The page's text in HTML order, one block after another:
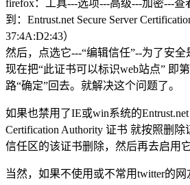
firefox：工具---选项---高级---加密---
到：Entrust.net Secure Server
37:4A:D2:43）
然后，点选它---“编辑信任”--为了安全
现在把“此证书可以标识web站点” 即
路“确定”回去。就解决这个问题了。
如果也禁用了IE或win系统的Entrust.net
Certification Authority 证书 就按照删
信任区的该证书删除，然后再去启用
当然，如果不使用或不常用twitter的网